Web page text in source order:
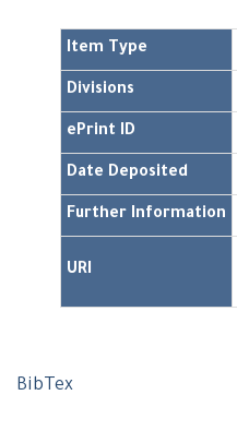
Item Type
Divisions
ePrint ID
Date Deposited
Further Information
URI
BibTex